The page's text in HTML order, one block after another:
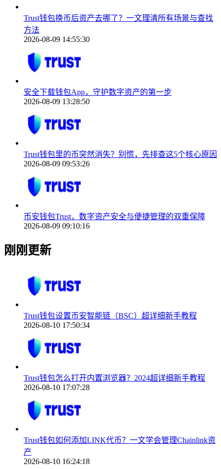
Trust钱包换币后资产去哪了？一文理清所有场景与查找
方法
2026-08-09 14:55:30
安全下载钱包App，守护数字资产的第一步
2026-08-09 13:28:50
Trust钱包里的币突然消失？别慌，先排查这5个核心原因
2026-08-09 09:53:26
币安钱包Trust，数字资产安全与便捷管理的双重保障
2026-08-09 09:10:16
刚刚更新
Trust钱包设置币安智能链（BSC）超详细新手教程
2026-08-10 17:50:34
Trust钱包怎么打开内置浏览器？2024超详细新手教程
2026-08-10 17:07:28
Trust钱包如何添加LINK代币？一文学会管理Chainlink资
产
2026-08-10 16:24:18